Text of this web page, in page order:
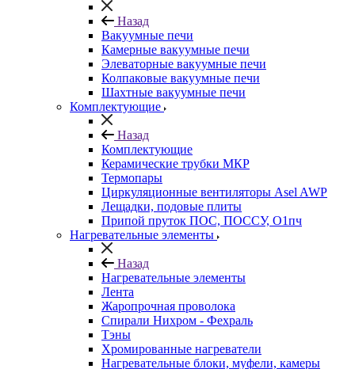
Назад
Вакуумные печи
Камерные вакуумные печи
Элеваторные вакуумные печи
Колпаковые вакуумные печи
Шахтные вакуумные печи
Комплектующие
Назад
Комплектующие
Керамические трубки МКР
Термопары
Циркуляционные вентиляторы Asel AWP
Лещадки, подовые плиты
Припой пруток ПОС, ПОССУ, О1пч
Нагревательные элементы
Назад
Нагревательные элементы
Лента
Жаропрочная проволока
Спирали Нихром - Фехраль
Тэны
Хромированные нагреватели
Нагревательные блоки, муфели, камеры